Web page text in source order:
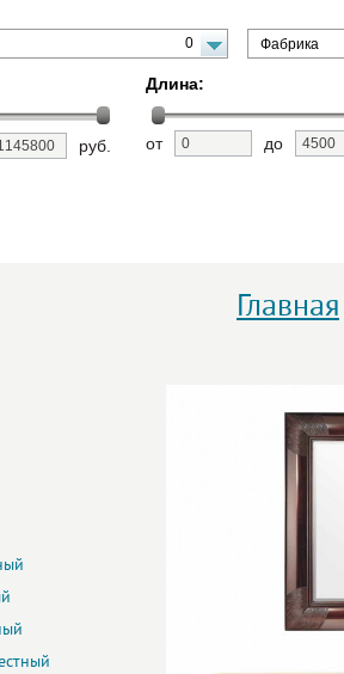
0 Фабрика
руб.
Длина:
от до
Главная